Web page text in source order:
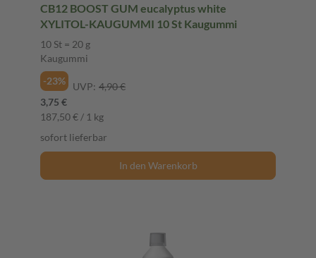
CB12 BOOST GUM eucalyptus white
XYLITOL-KAUGUMMI 10 St Kaugummi
10 St = 20 g
Kaugummi
-23%
UVP: 4,90 €
3,75 €
187,50 € / 1 kg
sofort lieferbar
In den Warenkorb